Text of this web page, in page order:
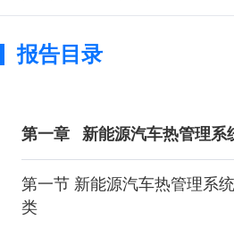
报告目录
第一章 新能源汽车热管理系
第一节 新能源汽车热管理系
类